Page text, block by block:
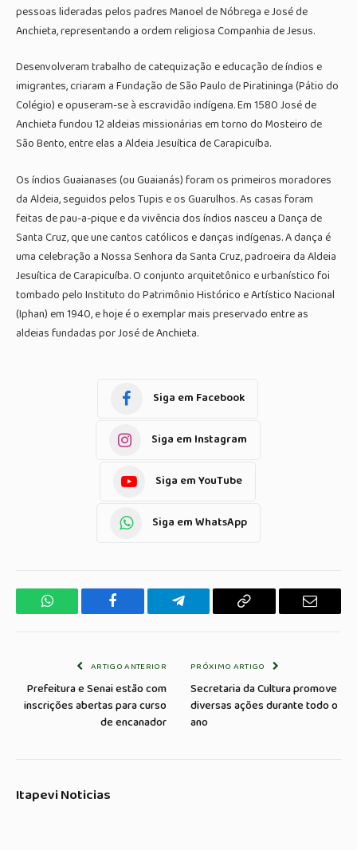
pessoas lideradas pelos padres Manoel de Nóbrega e José de
Anchieta, representando a ordem religiosa Companhia de Jesus.
Desenvolveram trabalho de catequização e educação de índios e
imigrantes, criaram a Fundação de São Paulo de Piratininga (Pátio do
Colégio) e opuseram-se à escravidão indígena. Em 1580 José de
Anchieta fundou 12 aldeias missionárias em torno do Mosteiro de
São Bento, entre elas a Aldeia Jesuítica de Carapicuíba.
Os índios Guaianases (ou Guaianás) foram os primeiros moradores
da Aldeia, seguidos pelos Tupis e os Guarulhos. As casas foram
feitas de pau-a-pique e da vivência dos índios nasceu a Dança de
Santa Cruz, que une cantos católicos e danças indígenas. A dança é
uma celebração a Nossa Senhora da Santa Cruz, padroeira da Aldeia
Jesuítica de Carapicuíba. O conjunto arquitetônico e urbanístico foi
tombado pelo Instituto do Patrimônio Histórico e Artístico Nacional
(Iphan) em 1940, e hoje é o exemplar mais preservado entre as
aldeias fundadas por José de Anchieta.
Siga em Facebook
Siga em Instagram
Siga em YouTube
Siga em WhatsApp
WhatsApp Facebook Telegrama Copiar
E-
ARTIGO ANTERIOR
Prefeitura e Senai estão com
inscrições abertas para curso
de encanador
PRÓXIMO ARTIGO
Secretaria da Cultura promove
diversas ações durante todo o
ano
Itapevi Noticias